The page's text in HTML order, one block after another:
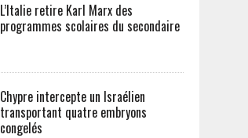
L’Italie retire Karl Marx des
programmes scolaires du secondaire
Chypre intercepte un Israélien
transportant quatre embryons
congelés